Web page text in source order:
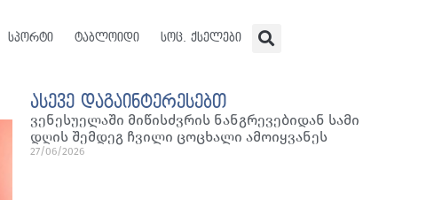
სპორტი ტაბლოიდი სოც. ქსელები
ასევე დაგაინტერესებთ
ვენესუელაში მიწისძვრის ნანგრევებიდან სამი
დღის შემდეგ ჩვილი ცოცხალი ამოიყვანეს
27/06/2026